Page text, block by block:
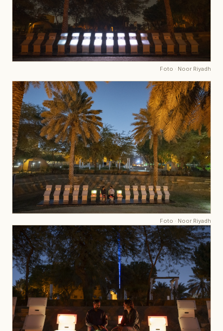
Foto · Noor Riyadh
Foto · Noor Riyadh